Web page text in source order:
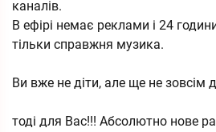
каналів.
В ефірі немає реклами і 24
тільки справжня музика.
Ви вже не діти, але ще не зовсім
тоді для Вас!!! Абсолютно нове